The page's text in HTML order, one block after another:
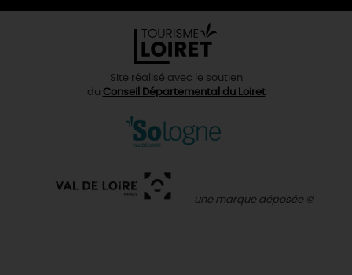
Site réalisé avec le soutien
du Conseil Départemental du Loiret
une marque déposée ©